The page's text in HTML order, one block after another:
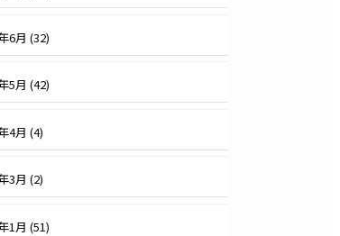
6月 (32)
5月 (42)
4月 (4)
3月 (2)
1月 (51)